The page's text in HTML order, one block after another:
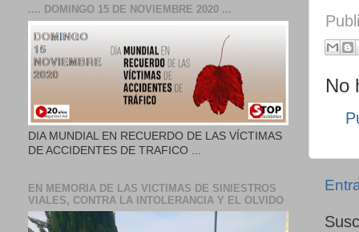
No
.... DOMINGO 15 DE NOVIEMBRE 2020 ...
DIA MUNDIAL EN RECUERDO DE LAS VÍCTIMAS
DE ACCIDENTES DE TRAFICO ...
EN MEMORIA DE LAS VICTIMAS DE SINIESTROS
VIALES, CONTRA LA INTOLERANCIA Y EL OLVIDO